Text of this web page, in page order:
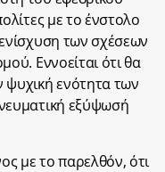
με το ένστολο
των σχέσεων
Εννοείται ότι θα
ενότητα των
εξύψωσή
με το παρελθόν, ότι